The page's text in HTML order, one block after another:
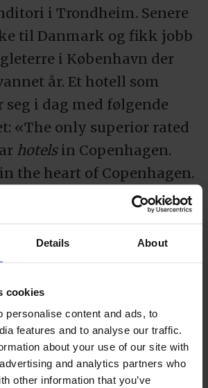
Details About
cookies
personalise content and ads, to
features and to analyse our traffic.
about your use of our site with
and analytics partners who
other information that you’ve
i Trondheim. Senere
til Danmark og fikk jobb
i København der
år. Et hotell som
i dag med følgende
«The only superior rated
hotelsin Copenhagen.
the heart of Copenhagen.
its elegance, luxury and
dro hjem til Norge og
Hotel Continental i Oslo.
på den
og attraktive Theatercaféen
Så var det hjem til
jobben som konditorsjef